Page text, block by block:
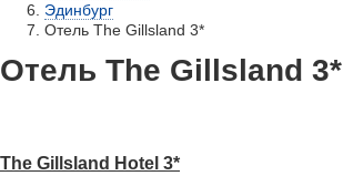
Эдинбург
Отель The Gillsland 3*
Отель The Gillsland 3*
The Gillsland Hotel 3*